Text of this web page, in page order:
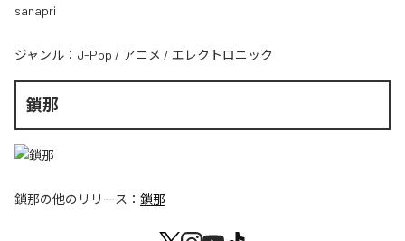
sanapri
ジャンル： J-Pop / アニメ / エレクトロニック
鎖那
鎖那の他のリリース： 鎖那